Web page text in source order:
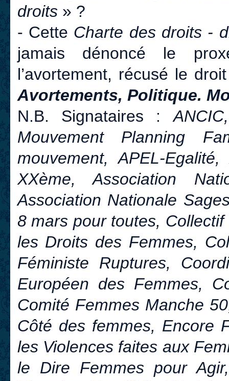
droits» ?
- Cette Charte des droits -
jamais dénoncé le
l’avortement, récusé le
Avortements, Politique.
N.B. Signataires :
Mouvement Planning
mouvement, APEL-
XXème, Association
Association Nationale
8 mars pour toutes,
les Droits des Femmes,
Féministe Ruptures,
Européen des Femmes,
Comité Femmes Manche
Côté des femmes, Encore
les Violences faites aux
le Dire Femmes pour